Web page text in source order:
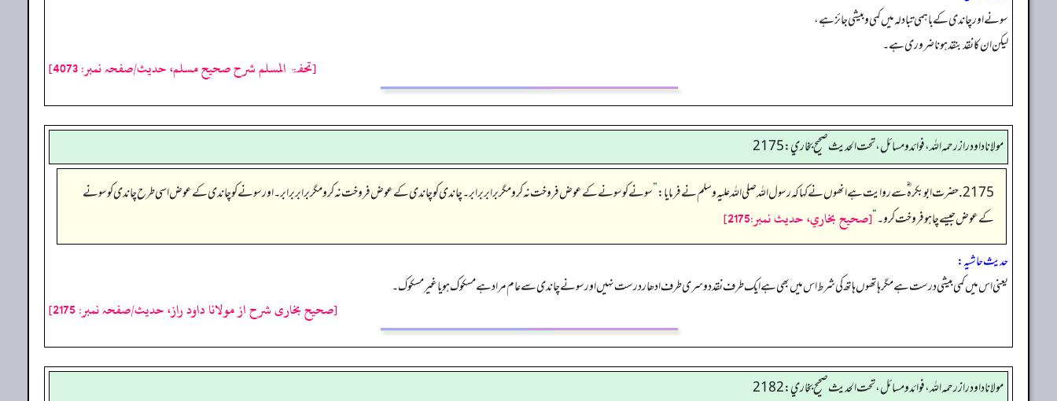
سونے اور چاندی کے باہمی تبادلہ میں کمی و بیشی جائز ہے،
لیکن ان کا نقد بنقد ہونا ضروری ہے۔
[تحفۃ المسلم شرح صحیح مسلم، حدیث/صفحہ نمبر: 4073]
مولانا داود راز رحمه الله، فوائد و مسائل، تحت الحديث صحيح بخاري: 2175
2175. حضرت ابو بکرہ ؓ سے روایت ہے انھوں نے کہا کہ رسول اللہ صلی اللہ علیہ وسلم نے فرمایا:
”سونے کو سونے کے عوض فروخت نہ کرو مگر برابر برابر۔ چاندی کو چاندی کے عوض فروخت نہ کرو مگر برابر برابر۔ اور سونے کوچاندی کے عوض اسی طرح چاندی کو سونے
کے عوض جیسے چاہو فروخت کرو۔“[صحيح بخاري، حديث نمبر:2175]
حدیث حاشیہ:
یعنی اس میں کمی بیشی درست ہے مگر ہاتھوں ہاتھ کی شرط اس میں بھی ہے ایک طرف نقد دوسری طرف ادھار درست نہیں اور سونے چاندی سے عام مراد ہے مسکوک ہو یا غیر مسکوک۔
[صحیح بخاری شرح از مولانا داود راز، حدیث/صفحہ نمبر: 2175]
مولانا داود راز رحمه الله، فوائد و مسائل، تحت الحديث صحيح بخاري: 2182